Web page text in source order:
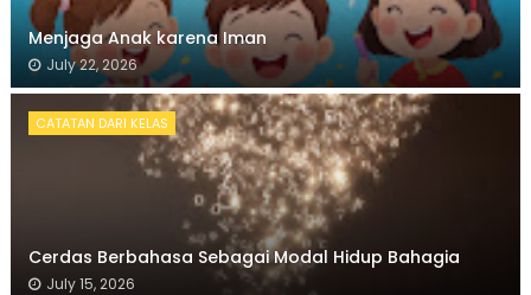
Menjaga Anak karena Iman
July 22, 2026
CATATAN DARI KELAS
Cerdas Berbahasa Sebagai Modal Hidup Bahagia
July 15, 2026